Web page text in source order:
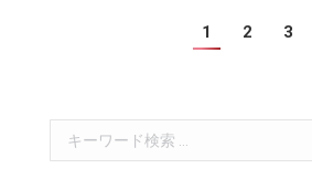
1 2 3
Search: